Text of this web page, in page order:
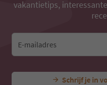
vakantietips,
E-mailadres
Schrijf je in